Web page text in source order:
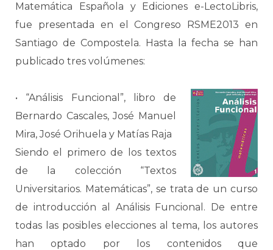
Matemática Española y Ediciones e-LectoLibris,
fue presentada en el Congreso RSME2013 en
Santiago de Compostela. Hasta la fecha se han
publicado tres volúmenes:
• “Análisis Funcional”, libro de
Bernardo Cascales, José Manuel
Mira, José Orihuela y Matías Raja
Siendo el primero de los textos
de la colección “Textos
Universitarios. Matemáticas”, se trata de un curso
de introducción al Análisis Funcional. De entre
todas las posibles elecciones al tema, los autores
han optado por los contenidos que